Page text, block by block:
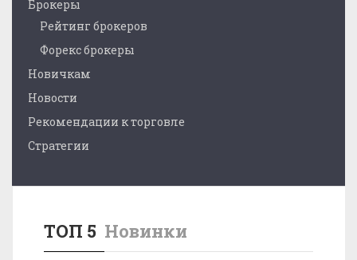
Брокеры
Рейтинг брокеров
Форекс брокеры
Новичкам
Новости
Рекомендации к торговле
Стратегии
ТОП 5 Новинки